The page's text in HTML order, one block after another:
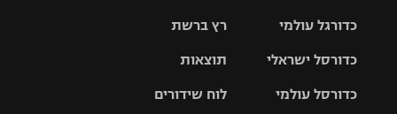
רץ ברשת
תוצאות
לוח שידורים
כדורגל עולמי
האלופות
כדורסל ישראלי
כדורסל עולמי